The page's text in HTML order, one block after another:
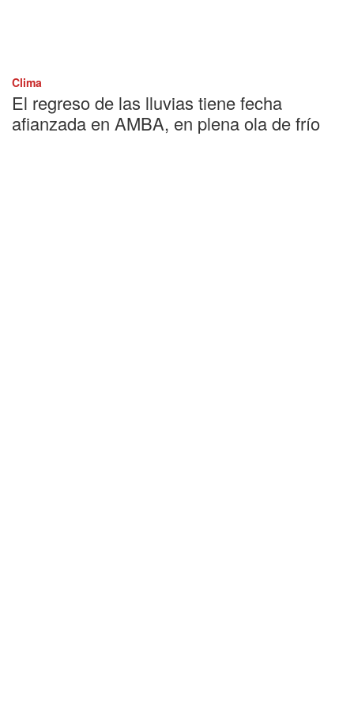
Clima
El regreso de las lluvias tiene fecha
afianzada en AMBA, en plena ola de frío